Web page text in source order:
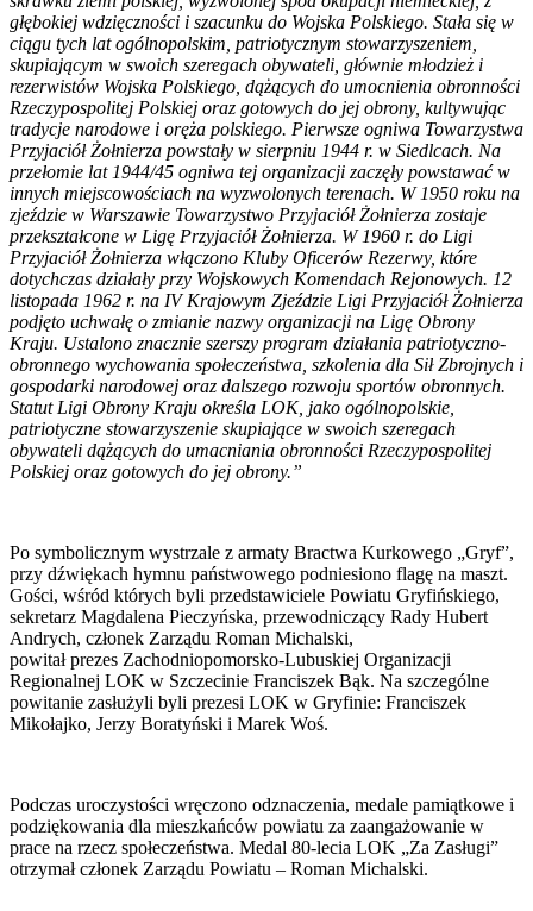
głębokiej wdzięczności i szacunku do Wojska Polskiego. Stała się w
ciągu tych lat ogólnopolskim, patriotycznym stowarzyszeniem,
skupiającym w swoich szeregach obywateli, głównie młodzież i
rezerwistów Wojska Polskiego, dążących do umocnienia obronności
Rzeczypospolitej Polskiej oraz gotowych do jej obrony, kultywując
tradycje narodowe i oręża polskiego. Pierwsze ogniwa Towarzystwa
Przyjaciół Żołnierza powstały w sierpniu 1944 r. w Siedlcach. Na
przełomie lat 1944/45 ogniwa tej organizacji zaczęły powstawać w
innych miejscowościach na wyzwolonych terenach. W 1950 roku na
zjeździe w Warszawie Towarzystwo Przyjaciół Żołnierza zostaje
przekształcone w Ligę Przyjaciół Żołnierza. W 1960 r. do Ligi
Przyjaciół Żołnierza włączono Kluby Oficerów Rezerwy, które
dotychczas działały przy Wojskowych Komendach Rejonowych. 12
listopada 1962 r. na IV Krajowym Zjeździe Ligi Przyjaciół Żołnierza
podjęto uchwałę o zmianie nazwy organizacji na Ligę Obrony
Kraju. Ustalono znacznie szerszy program działania patriotyczno-
obronnego wychowania społeczeństwa, szkolenia dla Sił Zbrojnych i
gospodarki narodowej oraz dalszego rozwoju sportów obronnych.
Statut Ligi Obrony Kraju określa LOK, jako ogólnopolskie,
patriotyczne stowarzyszenie skupiające w swoich szeregach
obywateli dążących do umacniania obronności Rzeczypospolitej
Polskiej oraz gotowych do jej obrony.”
Po symbolicznym wystrzale z armaty Bractwa Kurkowego „Gryf”,
przy dźwiękach hymnu państwowego podniesiono flagę na maszt.
Gości, wśród których byli przedstawiciele Powiatu Gryfińskiego,
sekretarz Magdalena Pieczyńska, przewodniczący Rady Hubert
Andrych, członek Zarządu Roman Michalski,
powitał prezes Zachodniopomorsko-Lubuskiej Organizacji
Regionalnej LOK w Szczecinie Franciszek Bąk. Na szczególne
powitanie zasłużyli byli prezesi LOK w Gryfinie: Franciszek
Mikołajko, Jerzy Boratyński i Marek Woś.
Podczas uroczystości wręczono odznaczenia, medale pamiątkowe i
podziękowania dla mieszkańców powiatu za zaangażowanie w
prace na rzecz społeczeństwa. Medal 80-lecia LOK „Za Zasługi”
otrzymał członek Zarządu Powiatu – Roman Michalski.